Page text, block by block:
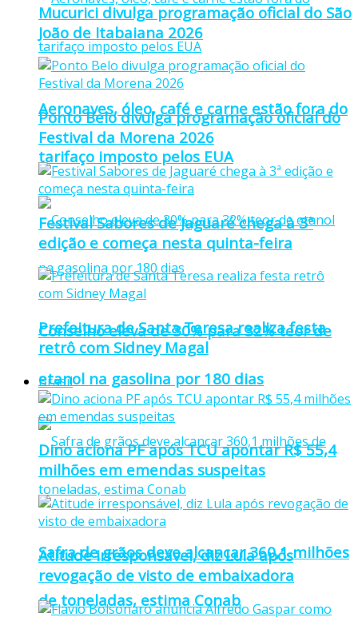
Aeronaves, óleo, café e carne estão fora do
tarifaço imposto pelos EUA
Conselho eleva de 30% para 32% teor de
etanol na gasolina por 180 dias
Safra de grãos deve alcançar 360,1 milhões
de toneladas, estima Conab
Mucurici divulga programação oficial do São
João de Itabaiana 2026
Ponto Belo divulga programação oficial do
Festival da Morena 2026
Festival Sabores de Jaguaré chega à 3ª
edição e começa nesta quinta-feira
Prefeitura de Santa Teresa realiza festa
retrô com Sidney Magal
Brasil
Dino aciona PF após TCU apontar R$ 55,4
milhões em emendas suspeitas
Atitude irresponsável, diz Lula após
revogação de visto de embaixadora